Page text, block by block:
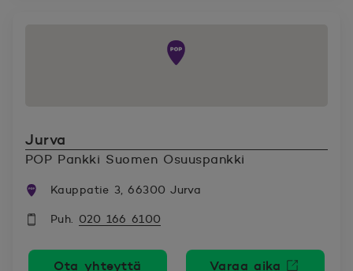
Jurva
POP Pankki Suomen Osuuspankki
Kauppatie 3, 66300 Jurva
Puh. 020 166 6100
Ota yhteyttä Varaa aika